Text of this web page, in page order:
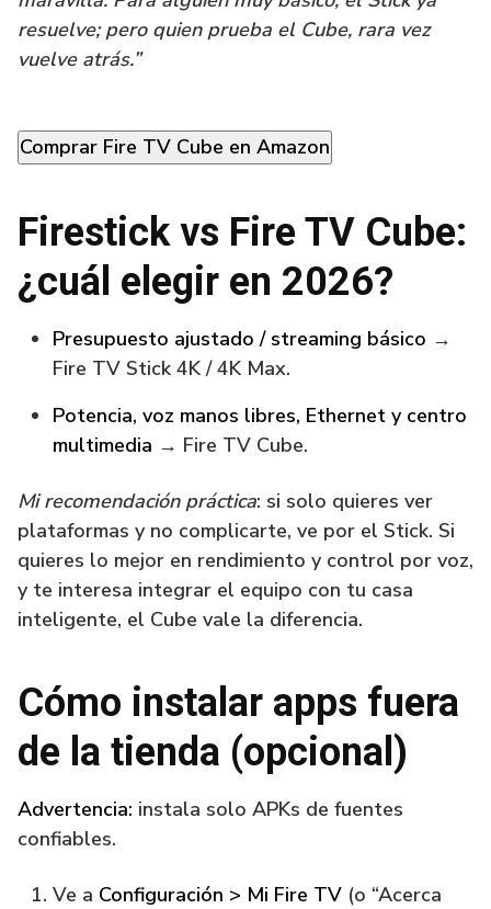
resuelve; pero quien prueba el Cube, rara vez
vuelve atrás.”
Comprar Fire TV Cube en Amazon
Firestick vs Fire TV Cube:
¿cuál elegir en 2026?
Presupuesto ajustado / streaming básico →
Fire TV Stick 4K / 4K Max.
Potencia, voz manos libres, Ethernet y centro
multimedia → Fire TV Cube.
Mi recomendación práctica: si solo quieres ver
plataformas y no complicarte, ve por el Stick. Si
quieres lo mejor en rendimiento y control por voz,
y te interesa integrar el equipo con tu casa
inteligente, el Cube vale la diferencia.
Cómo instalar apps fuera
de la tienda (opcional)
Advertencia: instala solo APKs de fuentes
confiables.
Ve a Configuración > Mi Fire TV (o “Acerca